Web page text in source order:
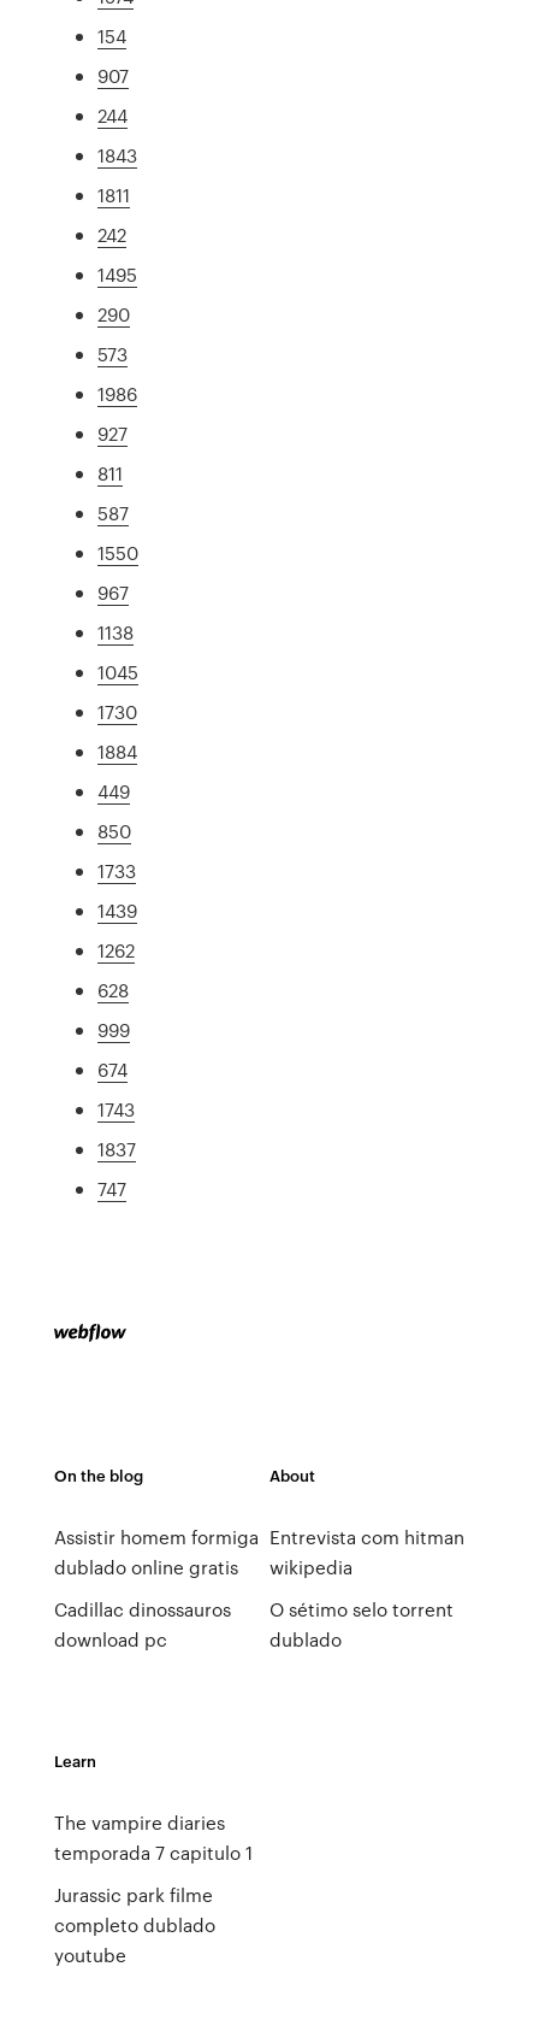
154
907
244
1843
1811
242
1495
290
573
1986
927
811
587
1550
967
1138
1045
1730
1884
449
850
1733
1439
1262
628
999
674
1743
1837
747
On the blog
Assistir homem formiga
dublado online gratis
Cadillac dinossauros
download pc
About
Entrevista com hitman
wikipedia
O sétimo selo torrent
dublado
Learn
The vampire diaries
temporada 7 capitulo 1
Jurassic park filme
completo dublado
youtube